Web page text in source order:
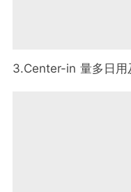
3.Center-in 量多日